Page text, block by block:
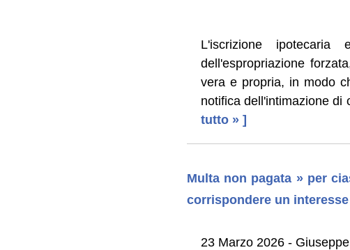
L'iscrizione
dell'espropriazione
vera e propria, in modo
notifica dell'intimazione di
tutto » ]
Multa non pagata » per
corrispondere un
23 Marzo 2026 -